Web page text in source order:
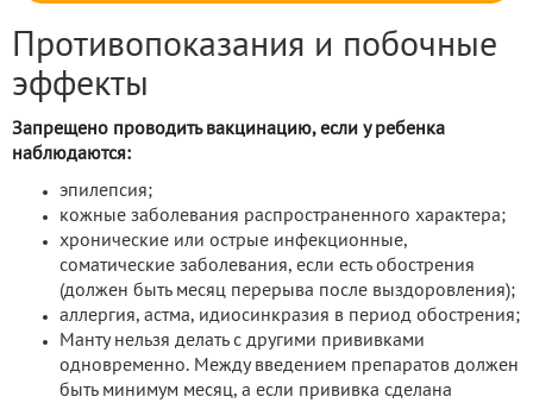
Противопоказания и побочные
эффекты
Запрещено проводить вакцинацию, если у ребенка
наблюдаются:
эпилепсия;
кожные заболевания распространенного характера;
хронические или острые инфекционные,
соматические заболевания, если есть обострения
(должен быть месяц перерыва после выздоровления);
аллергия, астма, идиосинкразия в период обострения;
Манту нельзя делать с другими прививками
одновременно. Между введением препаратов должен
быть минимум месяц, а если прививка сделана